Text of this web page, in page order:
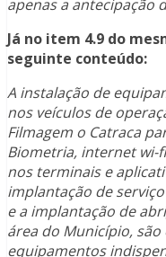
apenas a antecipação
Já no item 4.9 do
seguinte conteúdo:
A instalação de
nos veículos de
Filmagem o Catraca
Biometria, internet wi-
nos terminais e
implantação de
e a implantação de
área do Município,
equipamentos